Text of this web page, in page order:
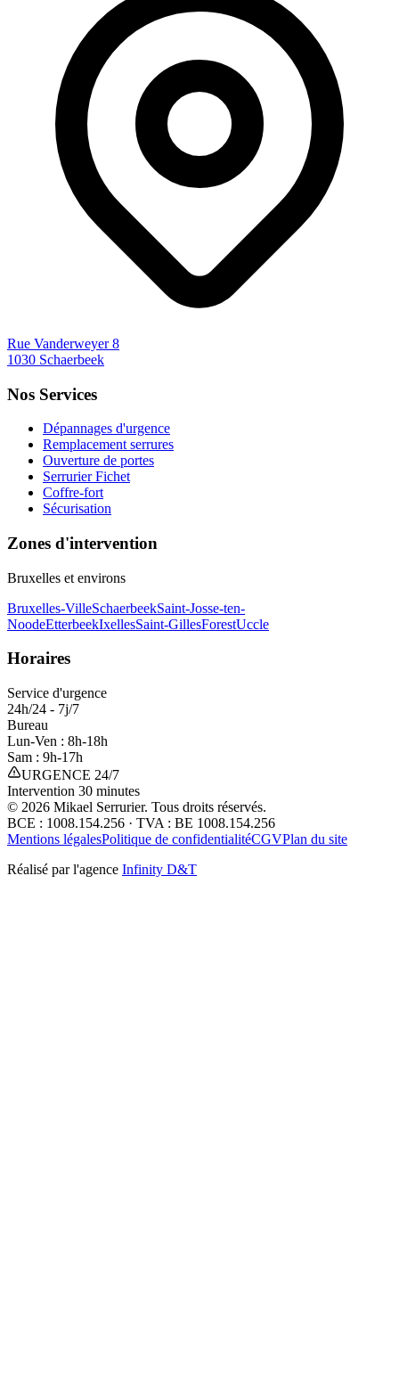
Rue Vanderweyer 8
1030 Schaerbeek
Nos Services
Dépannages d'urgence
Remplacement serrures
Ouverture de portes
Serrurier Fichet
Coffre-fort
Sécurisation
Zones d'intervention
Bruxelles et environs
Bruxelles-VilleSchaerbeekSaint-Josse-ten-
NoodeEtterbeekIxellesSaint-GillesForestUccle
Horaires
Service d'urgence
24h/24 - 7j/7
Bureau
Lun-Ven : 8h-18h
Sam : 9h-17h
URGENCE 24/7
Intervention 30 minutes
© 2026 Mikael Serrurier. Tous droits réservés.
BCE : 1008.154.256 · TVA : BE 1008.154.256
Mentions légalesPolitique de confidentialitéCGVPlan du site
Réalisé par l'agence Infinity D&T